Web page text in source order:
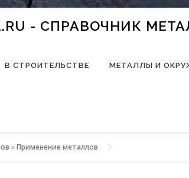
- СПРАВОЧНИК
В СТРОИТЕЛЬСТВЕ МЕТАЛЛЫ И
»Применение металлов